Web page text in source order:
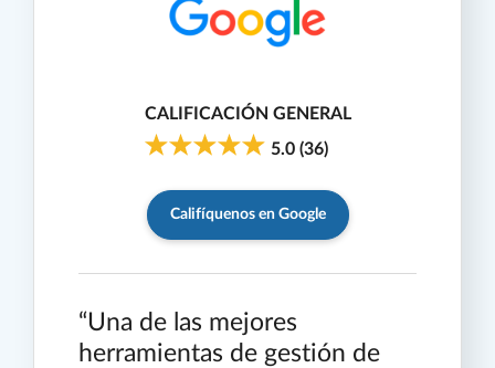
CALIFICACIÓN GENERAL
5.0(36)
Califíquenos en Google
Una de las mejores
herramientas de gestión de